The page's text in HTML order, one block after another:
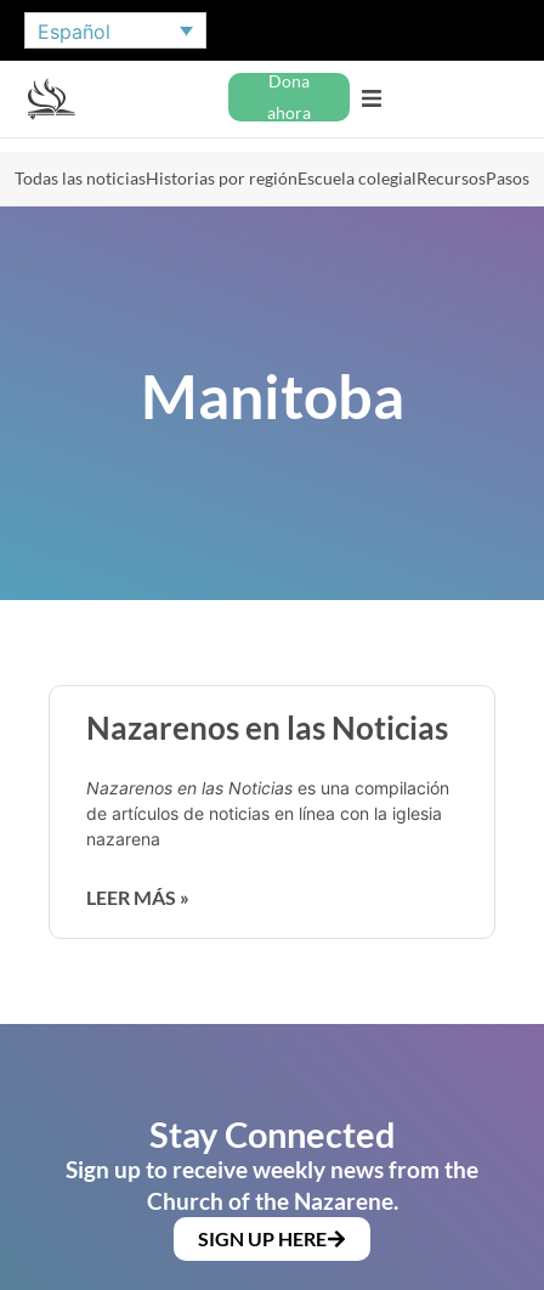
Español
Dona
ahora
Todas las noticiasHistorias por regiónEscuela colegialRecursosPasos
Manitoba
Nazarenos en las Noticias
Nazarenos en las Noticias es una compilación
de artículos de noticias en línea con la iglesia
nazarena
LEER MÁS »
Stay Connected
Sign up to receive weekly news from the
Church of the Nazarene.
SIGN UP HERE